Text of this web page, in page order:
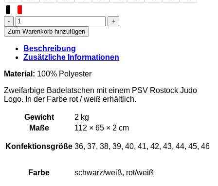
PSV
Rostock
-
Judo
Badelatschen
Menge
Zum Warenkorb hinzufügen
Beschreibung
Zusätzliche Informationen
Material: 100% Polyester
Zweifarbige Badelatschen mit einem PSV Rostock Judo
Logo. In der Farbe rot / weiß erhältlich.
Gewicht
2 kg
Maße
112 × 65 × 2 cm
Konfektionsgröße 36, 37, 38, 39, 40, 41, 42, 43, 44, 45, 46
Farbe schwarz/weiß, rot/weiß